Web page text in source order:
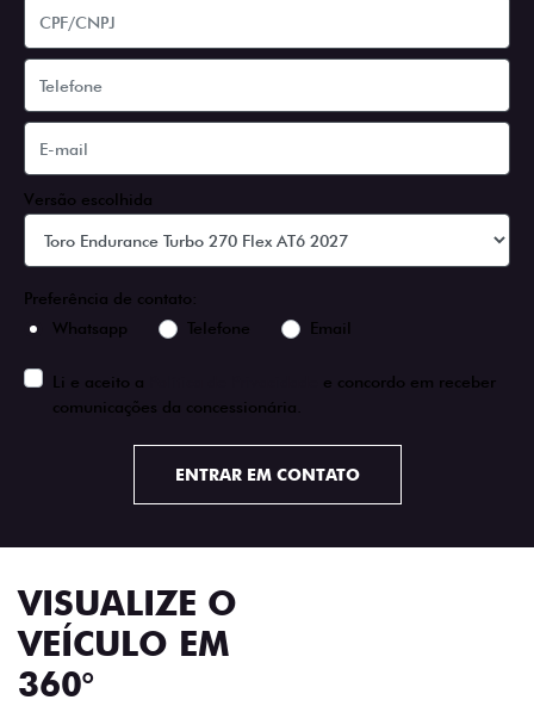
Versão escolhida
Preferência de contato:
Whatsapp
Telefone Email
Li e aceito a
e concordo em receber
comunicações da concessionária.
ENTRAR EM CONTATO
VISUALIZE O
VEÍCULO EM
360°